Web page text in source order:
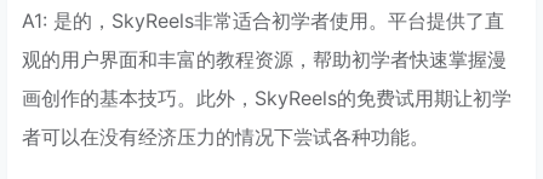
A1: 是的，SkyReels非常适合初学者使用。平台提供了直
观的用户界面和丰富的教程资源，帮助初学者快速掌握漫
画创作的基本技巧。此外，SkyReels的免费试用期让初学
者可以在没有经济压力的情况下尝试各种功能。